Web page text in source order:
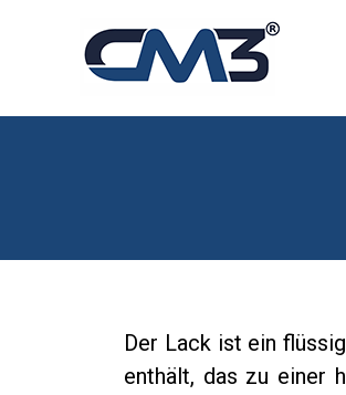
Der Lack ist ein
enthält, das zu einer